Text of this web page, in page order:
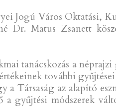
Jogú Város Oktatási,
Dr. Matus Zsanett
tanácskozás a
további
Társaság az alapító
gyűjtési módszerek